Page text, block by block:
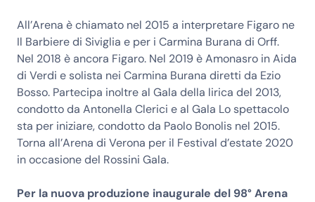
All’Arena è chiamato nel 2015 a interpretare Figaro ne
Il Barbiere di Siviglia e per i Carmina Burana di Orff.
Nel 2018 è ancora Figaro. Nel 2019 è Amonasro in Aida
di Verdi e solista nei Carmina Burana diretti da Ezio
Bosso. Partecipa inoltre al Gala della lirica del 2013,
condotto da Antonella Clerici e al Gala Lo spettacolo
sta per iniziare, condotto da Paolo Bonolis nel 2015.
Torna all’Arena di Verona per il Festival d’estate 2020
in occasione del Rossini Gala.
Per la nuova produzione inaugurale del 98° Arena